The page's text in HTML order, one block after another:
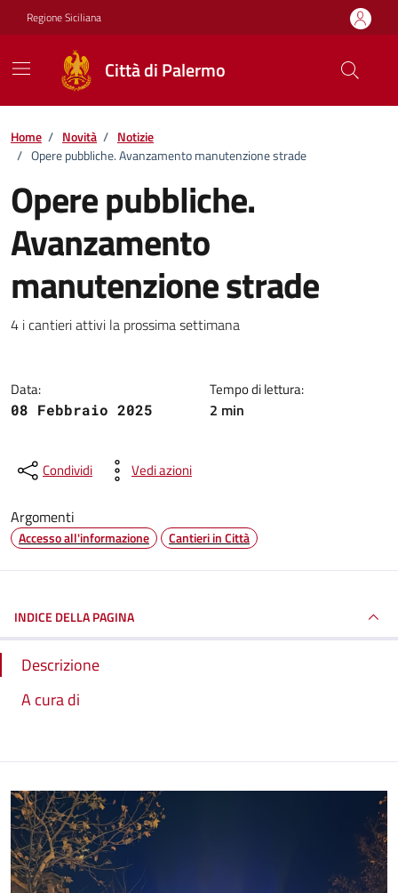
Vai ai contenuti
Vai al footer
Regione Siciliana
Città di Palermo
Home / Novità / Notizie
/ Opere pubbliche. Avanzamento manutenzione strade
Opere pubbliche.
Avanzamento
manutenzione strade
Dettagli della notizia
4 i cantieri attivi la prossima settimana
Data:
08 Febbraio 2025
Tempo di lettura:
2 min
Condividi Vedi azioni
Argomenti
Accesso all'informazione Cantieri in Città
INDICE DELLA PAGINA
Descrizione
A cura di